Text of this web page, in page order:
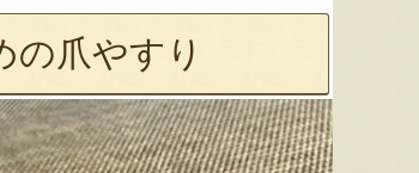
の爪やすり